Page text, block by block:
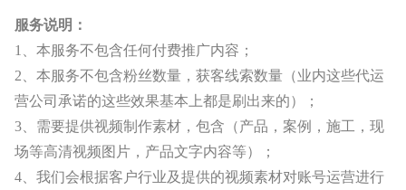
服务说明：
1、本服务不包含任何付费推广内容；
2、本服务不包含粉丝数量，获客线索数量（业内这些代运
营公司承诺的这些效果基本上都是刷出来的）；
3、需要提供视频制作素材，包含（产品，案例，施工，现
场等高清视频图片，产品文字内容等）；
4、我们会根据客户行业及提供的视频素材对账号运营进行